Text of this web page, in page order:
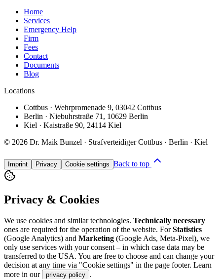
Home
Services
Emergency Help
Firm
Fees
Contact
Documents
Blog
Locations
Cottbus · Wehrpromenade 9, 03042 Cottbus
Berlin · Niebuhrstraße 71 , 10629 Berlin
Kiel · Kaistraße 90, 24114 Kiel
© 2026 Dr. Maik Bunzel · Strafverteidiger Cottbus · Berlin · Kiel
Imprint Privacy Cookie settings Back to top
Privacy & Cookies
We use cookies and similar technologies. Technically necessary
ones are required for the operation of the website. ForStatistics
(Google Analytics) and Marketing (Google Ads, Meta-Pixel), we
only use services with your consent – in which case data may be
transferred to the USA. You are free to choose and can change your
decision at any time via "Cookie settings" in the page footer. Learn
more in our
privacy policy .